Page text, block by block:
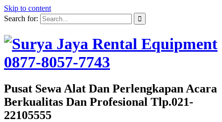
Skip to content
Search for:
Pusat Sewa Alat Dan Perlengkapan Acara
Berkualitas Dan Profesional Tlp.021-
22105555